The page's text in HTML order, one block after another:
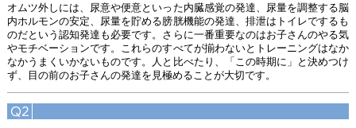
オムツ外しには、尿意や便意といった内臓感覚の発達、尿量を調整する脳
内ホルモンの安定、尿量を貯める膀胱機能の発達、排泄はトイレでするも
のだという認知発達も必要です。さらに一番重要なのはお子さんのやる気
やモチベーションです。これらのすべてが揃わないとトレーニングはなか
なかうまくいかないものです。人と比べたり、「この時期に」と決めつけ
ず、目の前のお子さんの発達を見極めることが大切です。